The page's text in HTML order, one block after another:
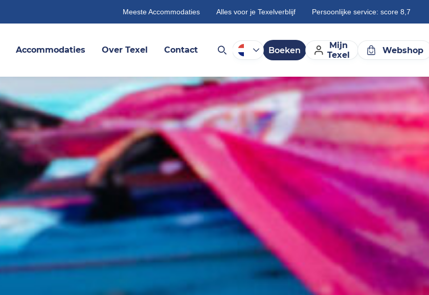
Meeste Accommodaties Alles voor je Texelverblijf Persoonlijke service: score 8,7
Accommodaties Over Texel Contact Boeken
Mijn
Texel
Webshop